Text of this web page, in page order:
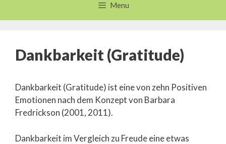
Menu
Dankbarkeit (Gratitude)
Dankbarkeit (Gratitude) ist eine von zehn Positiven
Emotionen nach dem Konzept von Barbara
Fredrickson (2001, 2011).
Dankbarkeit im Vergleich zu Freude eine etwas